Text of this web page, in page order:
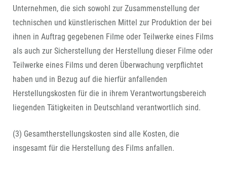
Unternehmen, die sich sowohl zur Zusammenstellung der
technischen und künstlerischen Mittel zur Produktion der bei
ihnen in Auftrag gegebenen Filme oder Teilwerke eines Films
als auch zur Sicherstellung der Herstellung dieser Filme oder
Teilwerke eines Films und deren Überwachung verpflichtet
haben und in Bezug auf die hierfür anfallenden
Herstellungskosten für die in ihrem Verantwortungsbereich
liegenden Tätigkeiten in Deutschland verantwortlich sind.
(3) Gesamtherstellungskosten sind alle Kosten, die
insgesamt für die Herstellung des Films anfallen.